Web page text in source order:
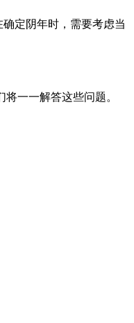
定阴年时，需要考虑当
一一解答这些问题。